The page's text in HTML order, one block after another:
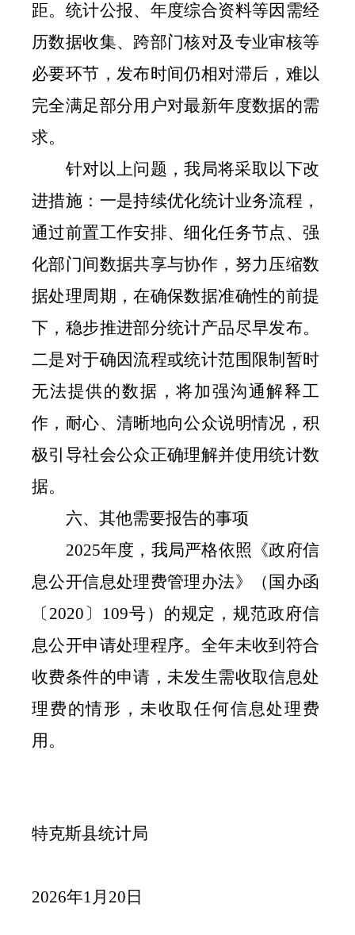
距。统计公报、年度综合资料等因需经
历数据收集、跨部门核对及专业审核等
必要环节，发布时间仍相对滞后，难以
完全满足部分用户对最新年度数据的需
求。
针对以上问题，我局将采取以下改
进措施：一是持续优化统计业务流程，
通过前置工作安排、细化任务节点、强
化部门间数据共享与协作，努力压缩数
据处理周期，在确保数据准确性的前提
下，稳步推进部分统计产品尽早发布。
二是对于确因流程或统计范围限制暂时
无法提供的数据，将加强沟通解释工
作，耐心、清晰地向公众说明情况，积
极引导社会公众正确理解并使用统计数
据。
六、其他需要报告的事项
2025年度，我局严格依照《政府信
息公开信息处理费管理办法》（国办函
〔 2020 〕 109号）的规定，规范政府信
息公开申请处理程序。全年未收到符合
收费条件的申请，未发生需收取信息处
理费的情形，未收取任何信息处理费
用。
特克斯县统计局
2026年1月 20 日